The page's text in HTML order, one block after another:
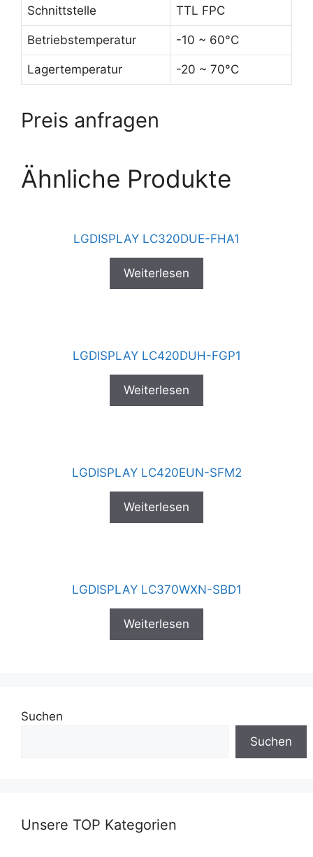
Schnittstelle TTL FPC
Betriebstemperatur -10 ~ 60°C
Lagertemperatur -20 ~ 70°C
Preis anfragen
Ähnliche Produkte
LGDISPLAY LC320DUE-FHA1
Weiterlesen
LGDISPLAY LC420DUH-FGP1
Weiterlesen
LGDISPLAY LC420EUN-SFM2
Weiterlesen
LGDISPLAY LC370WXN-SBD1
Weiterlesen
Suchen
Suchen
Unsere TOP Kategorien